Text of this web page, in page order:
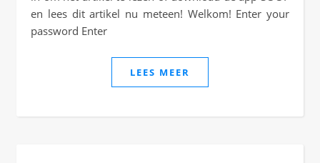
en lees dit artikel nu meteen! Welkom! Enter your
password Enter
LEES MEER